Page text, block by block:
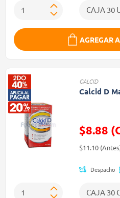
AGREGAR
CALCID
Calcid D
$8.88
Precio
$11.10
Despacho